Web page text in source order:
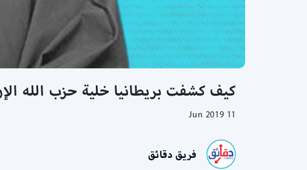
كيف كشفت بريطانيا خلية حزب الله
11 Jun 2019
فريق دقائق